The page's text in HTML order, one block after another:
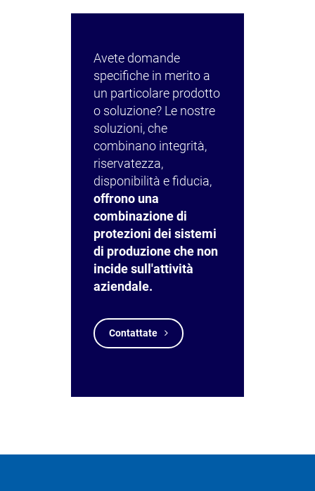
Avete domande
specifiche in merito a
un particolare prodotto
o soluzione? Le nostre
soluzioni, che
combinano integrità,
riservatezza,
disponibilità e fiducia,
offrono una
combinazione di
protezioni dei sistemi
di produzione che non
incide sull'attività
aziendale.
Contattate